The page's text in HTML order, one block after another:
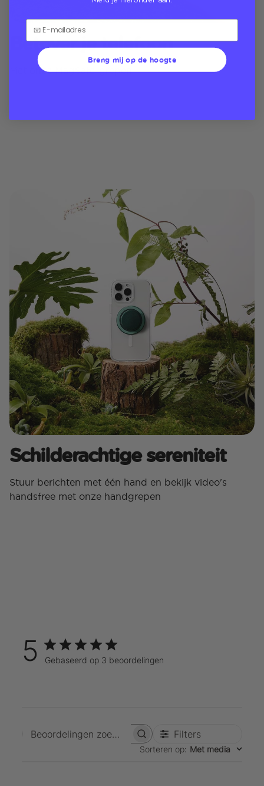
Betover je telefoon
Met onze MagSafe-grepen
Schilderachtige sereniteit
Stuur berichten met één hand en bekijk video's
handsfree met onze handgrepen
5 Gebaseerd op 3 beoordelingen
Beoordelingen zoekenFilters
Sorteren op: Met media
Breng mij op de hoogte